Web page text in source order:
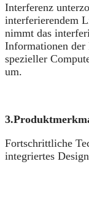
Interferenz
interferierendem
nimmt das
Informationen der
spezieller
um.
3.
Fortschrittliche
integriertes Design